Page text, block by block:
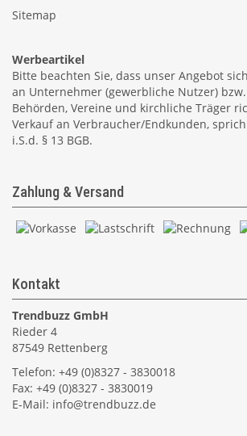
Sitemap
Werbeartikel
Bitte beachten Sie, dass unser Angebot
an Unternehmer (gewerbliche Nutzer)
Behörden, Vereine und kirchliche Träger
Verkauf an Verbraucher/Endkunden,
i.S.d. § 13 BGB.
Zahlung & Versand
Kontakt
Trendbuzz GmbH
Rieder 4
87549 Rettenberg
Telefon: +49 (0)8327 - 3830018
Fax: +49 (0)8327 - 3830019
E-Mail: info@trendbuzz.de